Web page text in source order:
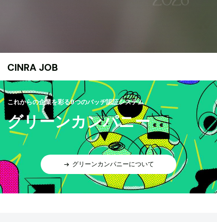
CINRA JOB
これからの企業を彩る9つのバッヂ認証システム
グリーンカンパニー
グリーンカンパニーについて